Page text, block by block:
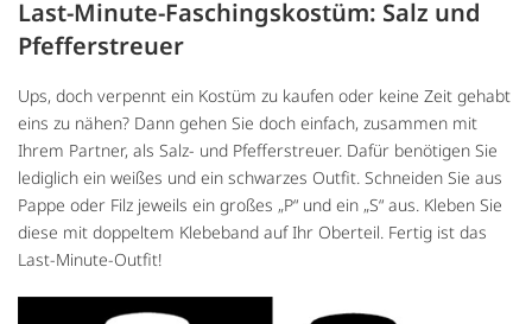
Last-Minute-Faschingskostüm: Salz und
Pfefferstreuer
Ups, doch verpennt ein Kostüm zu kaufen oder keine Zeit gehabt
eins zu nähen? Dann gehen Sie doch einfach, zusammen mit
Ihrem Partner, als Salz- und Pfefferstreuer. Dafür benötigen Sie
lediglich ein weißes und ein schwarzes Outfit. Schneiden Sie aus
Pappe oder Filz jeweils ein großes „P“ und ein „S“ aus. Kleben Sie
diese mit doppeltem Klebeband auf Ihr Oberteil. Fertig ist das
Last-Minute-Outfit!